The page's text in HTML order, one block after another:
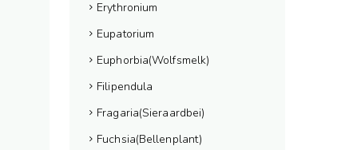
Erythronium
Eupatorium
Euphorbia(Wolfsmelk)
Filipendula
Fragaria(Sieraardbei)
Fuchsia(Bellenplant)